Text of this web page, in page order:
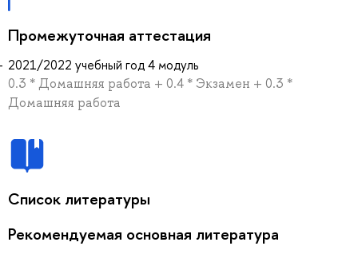
Промежуточная аттестация
2021/2022 учебный год 4 модуль
0.3 * Домашняя работа + 0.4 * Экзамен + 0.3 *
Домашняя работа
Список литературы
Рекомендуемая основная литература